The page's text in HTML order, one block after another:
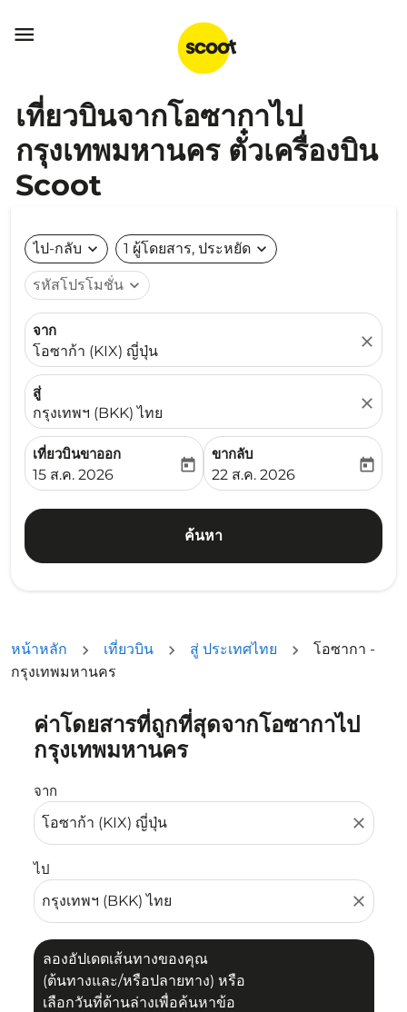

เที่ยวบินจากโอซากาไป
กรุงเทพมหานคร ตั๋วเครื่องบิน
Scoot
ไป-กลับ expand_more 1 ผู้โดยสาร, ประหยัด expand_more
รหัสโปรโมชั่น expand_more
จาก
โอซาก้า (KIX) ญี่ปุ่น
close
สู่
กรุงเทพฯ (BKK) ไทย
close
เที่ยวบินขาออก
fc-booking-departure-date-aria-label
15 ส.ค. 2026
today
ขากลับ
fc-booking-return-date-
22 ส.ค. 2026
today
ค้นหา
หน้าหลัก เที่ยวบิน สู่ ประเทศไทย
โอซากา -
กรุงเทพมหานคร
ค่าโดยสารที่ถูกที่สุดจากโอซากาไป
กรุงเทพมหานคร
จาก
close
ไป
close
ลองอัปเดตเส้นทางของคุณ
(ต้นทางและ/หรือปลายทาง) หรือ
เลือกวันที่ด้านล่างเพื่อค้นหาข้อ
ลองอัปเดตเส้นทางของคุณ (ต้นทางและ/หรือปลายทาง) หรื